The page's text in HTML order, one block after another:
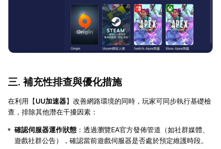
三. 補充性排查與優化措施
在利用【UU加速器】改善網路環境的同時，玩家可同步執行基礎檢
查，排除其他潛在干擾因素：
確認伺服器運作狀態 ：透過瀏覽EA官方發佈管道（如社群媒體、
遊戲社群公告），確認當前遊戲伺服器是否處於預定維護時段。